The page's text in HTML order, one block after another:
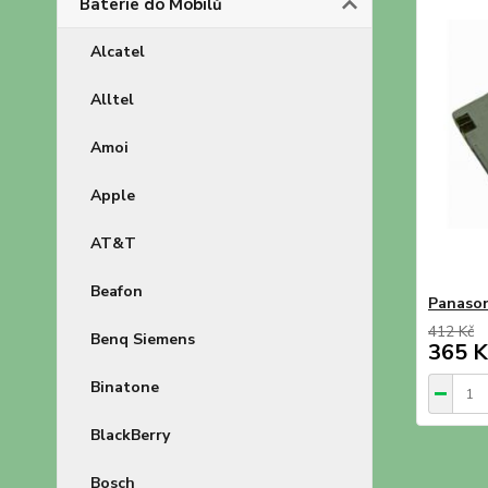
Baterie do Mobilů
Alcatel
Alltel
Amoi
Apple
AT&T
Beafon
Benq Siemens
Binatone
BlackBerry
Bosch
412 Kč
365